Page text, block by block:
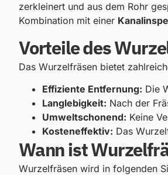
zerkleinert und aus dem Rohr
Kombination mit einer
Vorteile des
Das Wurzelfräsen bietet
Effiziente Entfernung: Die
Langlebigkeit: Nach der
Umweltschonend: Keine
Kosteneffektiv: Das
Wann ist
Wurzelfräsen wird in folgenden